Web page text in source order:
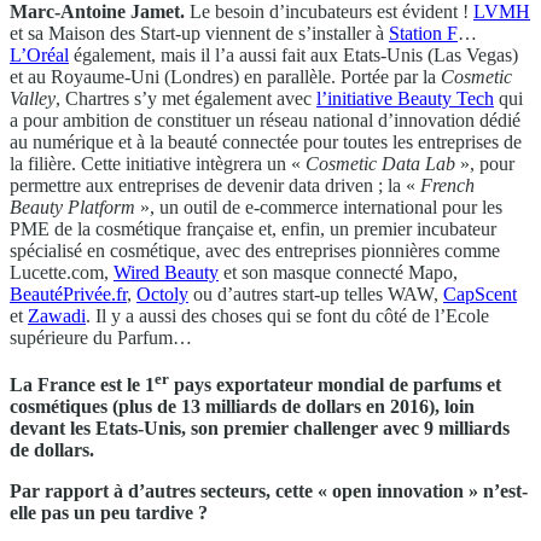
Marc-Antoine Jamet. Le besoin d’incubateurs est évident ! LVMH
et sa Maison des Start-up viennent de s’installer à Station F…
L’Oréal également, mais il l’a aussi fait aux Etats-Unis (Las Vegas)
et au Royaume-Uni (Londres) en parallèle. Portée par la Cosmetic
Valley, Chartres s’y met également avec l’initiative Beauty Tech qui
a pour ambition de constituer un réseau national d’innovation dédié
au numérique et à la beauté connectée pour toutes les entreprises de
la filière. Cette initiative intègrera un « Cosmetic Data Lab », pour
permettre aux entreprises de devenir data driven ; la « French
Beauty Platform », un outil de e-commerce international pour les
PME de la cosmétique française et, enfin, un premier incubateur
spécialisé en cosmétique, avec des entreprises pionnières comme
Lucette.com, Wired Beauty et son masque connecté Mapo,
BeautéPrivée.fr, Octoly ou d’autres start-up telles WAW, CapScent
et Zawadi. Il y a aussi des choses qui se font du côté de l’Ecole
supérieure du Parfum…
La France est le 1er pays exportateur mondial de parfums et
cosmétiques (plus de 13 milliards de dollars en 2016), loin
devant les Etats-Unis, son premier challenger avec 9 milliards
de dollars.
Par rapport à d’autres secteurs, cette « open innovation » n’est-
elle pas un peu tardive ?